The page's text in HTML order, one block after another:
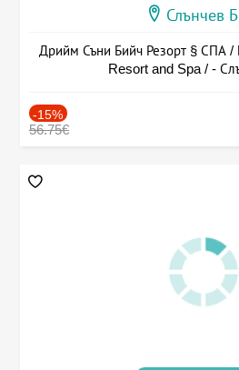
Слънчев
Дрийм Съни Бийч Резорт § СПА
Resort and Spa / -
-15%
56.75€